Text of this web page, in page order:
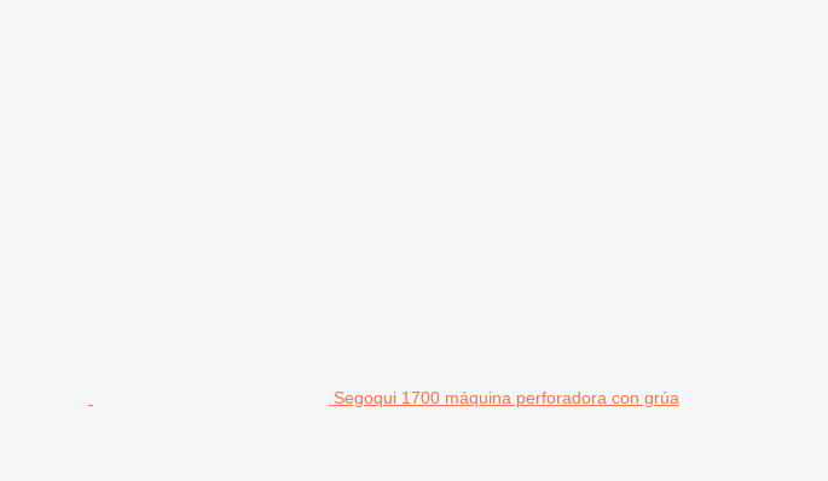
Segoqui 1700 máquina perforadora con grúa